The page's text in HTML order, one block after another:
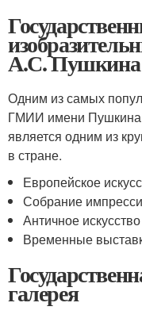
А.С. Пушкина
Одним из самых
ГМИИ имени
является одним из
в стране.
Европейское
Собрание
Античное искусство
Временные
галерея